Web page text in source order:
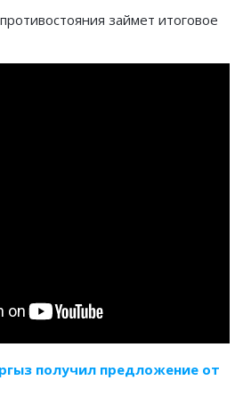
займет итоговое
получил предложение от